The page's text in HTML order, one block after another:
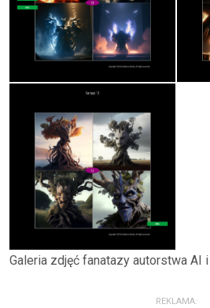
Galeria zdjęć fanatazy autorstwa AI
REKLAMA: